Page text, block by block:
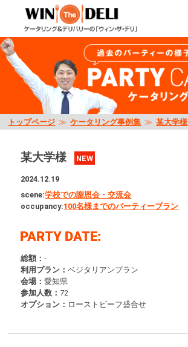
トップページ ≫ケータリング事例集 ≫某大学様
某大学様 NEW
2024.12.19
scene:学校での謝恩会・交流会
occupancy:100名様までのパーティープラン
総額：-
利用プラン：ベジタリアンプラン
会場：愛知県
参加人数：72
オプション： ローストビーフ盛合せ